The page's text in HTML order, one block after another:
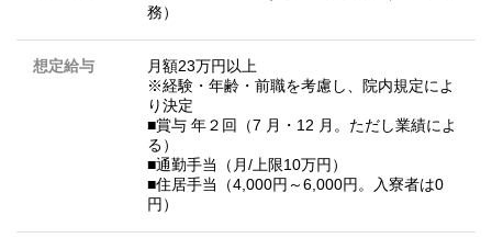
務）
想定給与
月額23万円以上
※経験・年齢・前職を考慮し、院内規定によ
り決定
■賞与 年２回（7 月・12 月。ただし業績によ
る）
■通勤手当（月/上限10万円）
■住居手当（4,000円～6,000円。入寮者は0
円）